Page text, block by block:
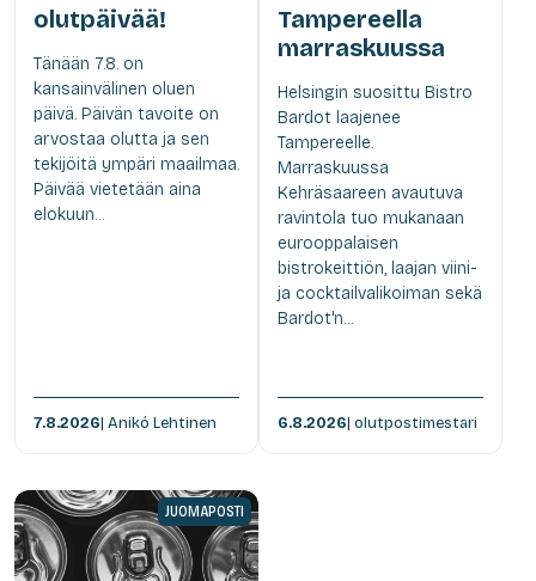
olutpäivää!
Tänään 7.8. on
kansainvälinen oluen
päivä. Päivän tavoite on
arvostaa olutta ja sen
tekijöitä ympäri maailmaa.
Päivää vietetään aina
elokuun...
7.8.2026| Anikó Lehtinen
Tampereella
marraskuussa
Helsingin suosittu Bistro
Bardot laajenee
Tampereelle.
Marraskuussa
Kehräsaareen avautuva
ravintola tuo mukanaan
eurooppalaisen
bistrokeittiön, laajan viini-
ja cocktailvalikoiman sekä
Bardot'n...
6.8.2026| olutpostimestari
JUOMAPOSTI